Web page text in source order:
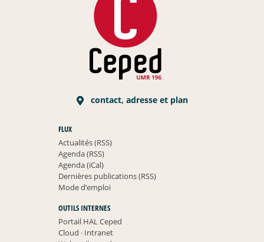
contact, adresse et plan
FLUX
Actualités (RSS)
Agenda (RSS)
Agenda (iCal)
Dernières publications (RSS)
Mode d’emploi
OUTILS INTERNES
Portail HAL Ceped
Cloud ·Intranet